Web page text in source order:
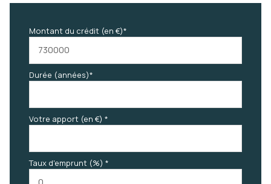
Montant du crédit (en €)*
Durée (années)*
Votre apport (en €) *
Taux d'emprunt (%) *